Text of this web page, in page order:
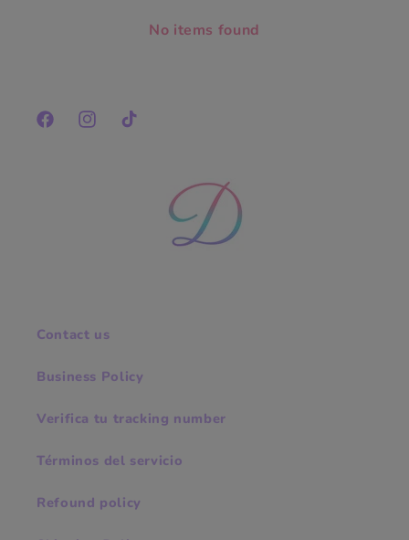
No items found
FacebookInstagramTikTok
Contact us
Business Policy
Verifica tu tracking number
Términos del servicio
Refound policy